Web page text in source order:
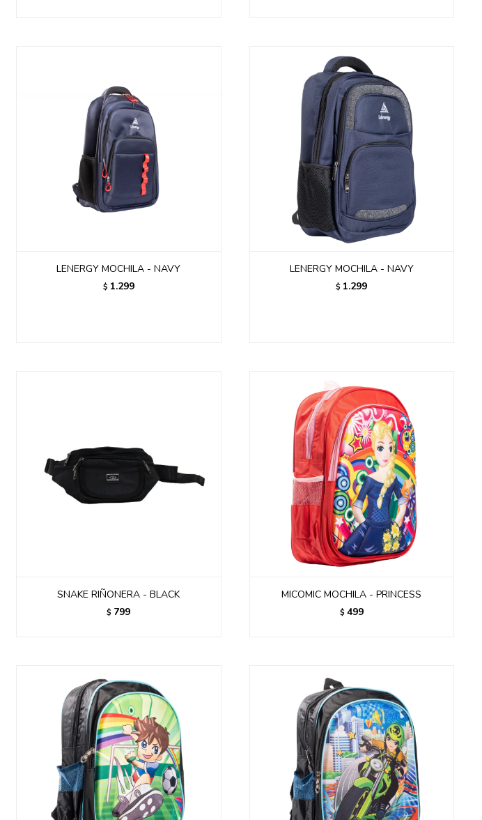
LENERGY MOCHILA - NAVY
$ 1.299
LENERGY MOCHILA - NAVY
$ 1.299
SNAKE RIÑONERA - BLACK
$ 799
MICOMIC MOCHILA - PRINCESS
$ 499